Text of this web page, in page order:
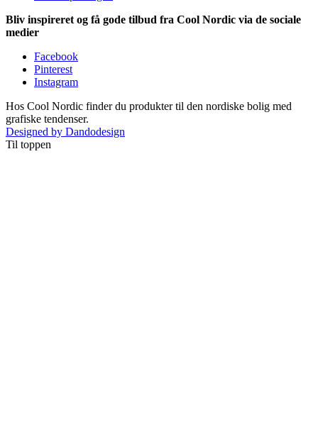
Bliv inspireret og få gode tilbud fra Cool Nordic via de sociale
medier
Facebook
Pinterest
Instagram
Hos Cool Nordic finder du produkter til den nordiske bolig med
grafiske tendenser.
Designed by Dandodesign
Til toppen